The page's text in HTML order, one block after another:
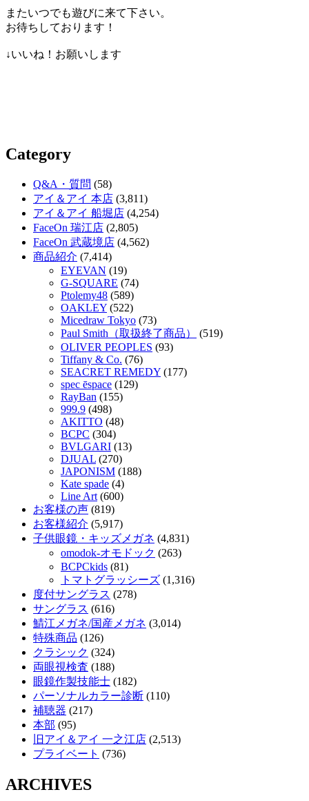
またいつでも遊びに来て下さい。
お待ちしております！
↓いいね！お願いします
Category
Q&A・質問 (58)
アイ＆アイ 本店 (3,811)
アイ＆アイ 船堀店 (4,254)
FaceOn 瑞江店 (2,805)
FaceOn 武蔵境店 (4,562)
商品紹介 (7,414)
EYEVAN (19)
G-SQUARE (74)
Ptolemy48 (589)
OAKLEY (522)
Micedraw Tokyo (73)
Paul Smith（取扱終了商品）
(519)
OLIVER PEOPLES (93)
Tiffany & Co. (76)
SEACRET REMEDY (177)
spec ēspace (129)
RayBan (155)
999.9 (498)
AKITTO (48)
BCPC (304)
BVLGARI (13)
DJUAL (270)
JAPONISM (188)
Kate spade (4)
Line Art (600)
お客様の声 (819)
お客様紹介 (5,917)
子供眼鏡・キッズメガネ (4,831)
omodok-オモドック (263)
BCPCkids (81)
トマトグラッシーズ (1,316)
度付サングラス (278)
サングラス (616)
鯖江メガネ/国産メガネ (3,014)
特殊商品 (126)
クラシック (324)
両眼視検査 (188)
眼鏡作製技能士 (182)
パーソナルカラー診断 (110)
補聴器 (217)
本部 (95)
旧アイ＆アイ 一之江店 (2,513)
プライベート (736)
ARCHIVES